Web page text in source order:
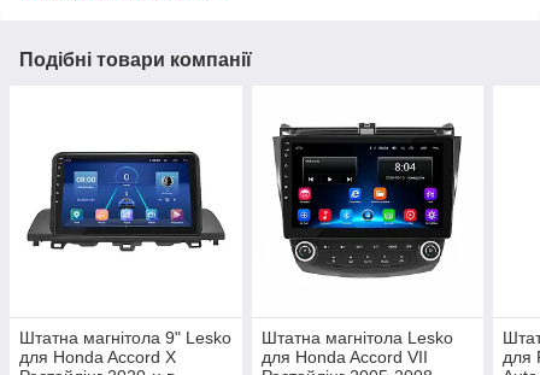
Подібні товари компанії
Штатна магнітола 9" Lesko
для Honda Accord X
Штатна магнітола Lesko
для Honda Accord VII
для